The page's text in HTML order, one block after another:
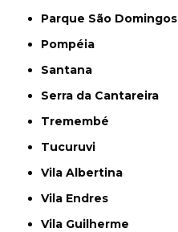
Parque São Domingos
Pompéia
Santana
Serra da Cantareira
Tremembé
Tucuruvi
Vila Albertina
Vila Endres
Vila Guilherme